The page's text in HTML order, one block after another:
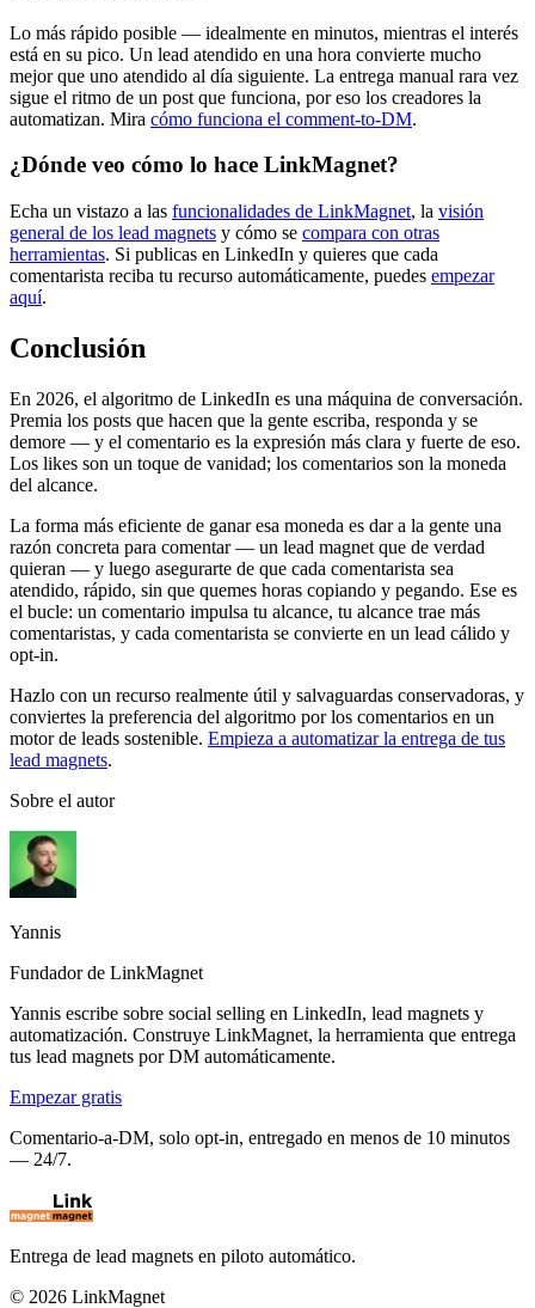
Lo más rápido posible — idealmente en minutos, mientras el interés
está en su pico. Un lead atendido en una hora convierte mucho
mejor que uno atendido al día siguiente. La entrega manual rara vez
sigue el ritmo de un post que funciona, por eso los creadores la
automatizan. Mira cómo funciona el comment-to-DM.
¿Dónde veo cómo lo hace LinkMagnet?
Echa un vistazo a las funcionalidades de LinkMagnet, la visión
general de los lead magnets y cómo se compara con otras
herramientas. Si publicas en LinkedIn y quieres que cada
comentarista reciba tu recurso automáticamente, puedes empezar
aquí.
Conclusión
En 2026, el algoritmo de LinkedIn es una máquina de conversación.
Premia los posts que hacen que la gente escriba, responda y se
demore — y el comentario es la expresión más clara y fuerte de eso.
Los likes son un toque de vanidad; los comentarios son la moneda
del alcance.
La forma más eficiente de ganar esa moneda es dar a la gente una
razón concreta para comentar — un lead magnet que de verdad
quieran — y luego asegurarte de que cada comentarista sea
atendido, rápido, sin que quemes horas copiando y pegando. Ese es
el bucle: un comentario impulsa tu alcance, tu alcance trae más
comentaristas, y cada comentarista se convierte en un lead cálido y
opt-in.
Hazlo con un recurso realmente útil y salvaguardas conservadoras, y
conviertes la preferencia del algoritmo por los comentarios en un
motor de leads sostenible. Empieza a automatizar la entrega de tus
lead magnets.
Sobre el autor
Yannis
Fundador de LinkMagnet
Yannis escribe sobre social selling en LinkedIn, lead magnets y
automatización. Construye LinkMagnet, la herramienta que entrega
tus lead magnets por DM automáticamente.
Empezar gratis
Comentario-a-DM, solo opt-in, entregado en menos de 10 minutos
— 24/7.
Entrega de lead magnets en piloto automático.
© 2026 LinkMagnet